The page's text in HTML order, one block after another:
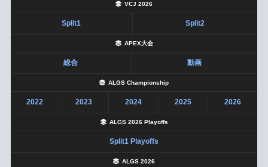
VCJ 2026
Split1 Split2
APEX大会
総合 動画
ALGS Championship
2022 2023 2024 2025 2026
ALGS 2026 Playoffs
Split1 Playoffs
ALGS 2026